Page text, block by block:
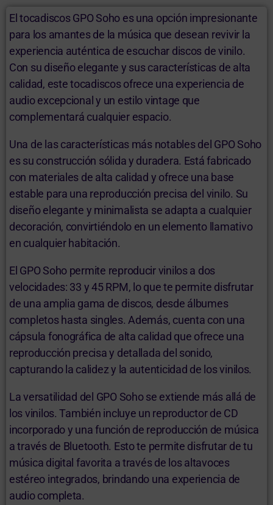
El tocadiscos GPO Soho es una opción impresionante
para los amantes de la música que desean revivir la
experiencia auténtica de escuchar discos de vinilo.
Con su diseño elegante y sus características de alta
calidad, este tocadiscos ofrece una experiencia de
audio excepcional y un estilo vintage que
complementará cualquier espacio.
Una de las características más notables del GPO Soho
es su construcción sólida y duradera. Está fabricado
con materiales de alta calidad y ofrece una base
estable para una reproducción precisa del vinilo. Su
diseño elegante y minimalista se adapta a cualquier
decoración, convirtiéndolo en un elemento llamativo
en cualquier habitación.
El GPO Soho permite reproducir vinilos a dos
velocidades: 33 y 45 RPM, lo que te permite disfrutar
de una amplia gama de discos, desde álbumes
completos hasta singles. Además, cuenta con una
cápsula fonográfica de alta calidad que ofrece una
reproducción precisa y detallada del sonido,
capturando la calidez y la autenticidad de los vinilos.
La versatilidad del GPO Soho se extiende más allá de
los vinilos. También incluye un reproductor de CD
incorporado y una función de reproducción de música
a través de Bluetooth. Esto te permite disfrutar de tu
música digital favorita a través de los altavoces
estéreo integrados, brindando una experiencia de
audio completa.